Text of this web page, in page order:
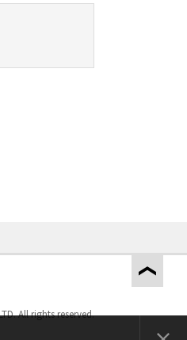
All rights reserved.